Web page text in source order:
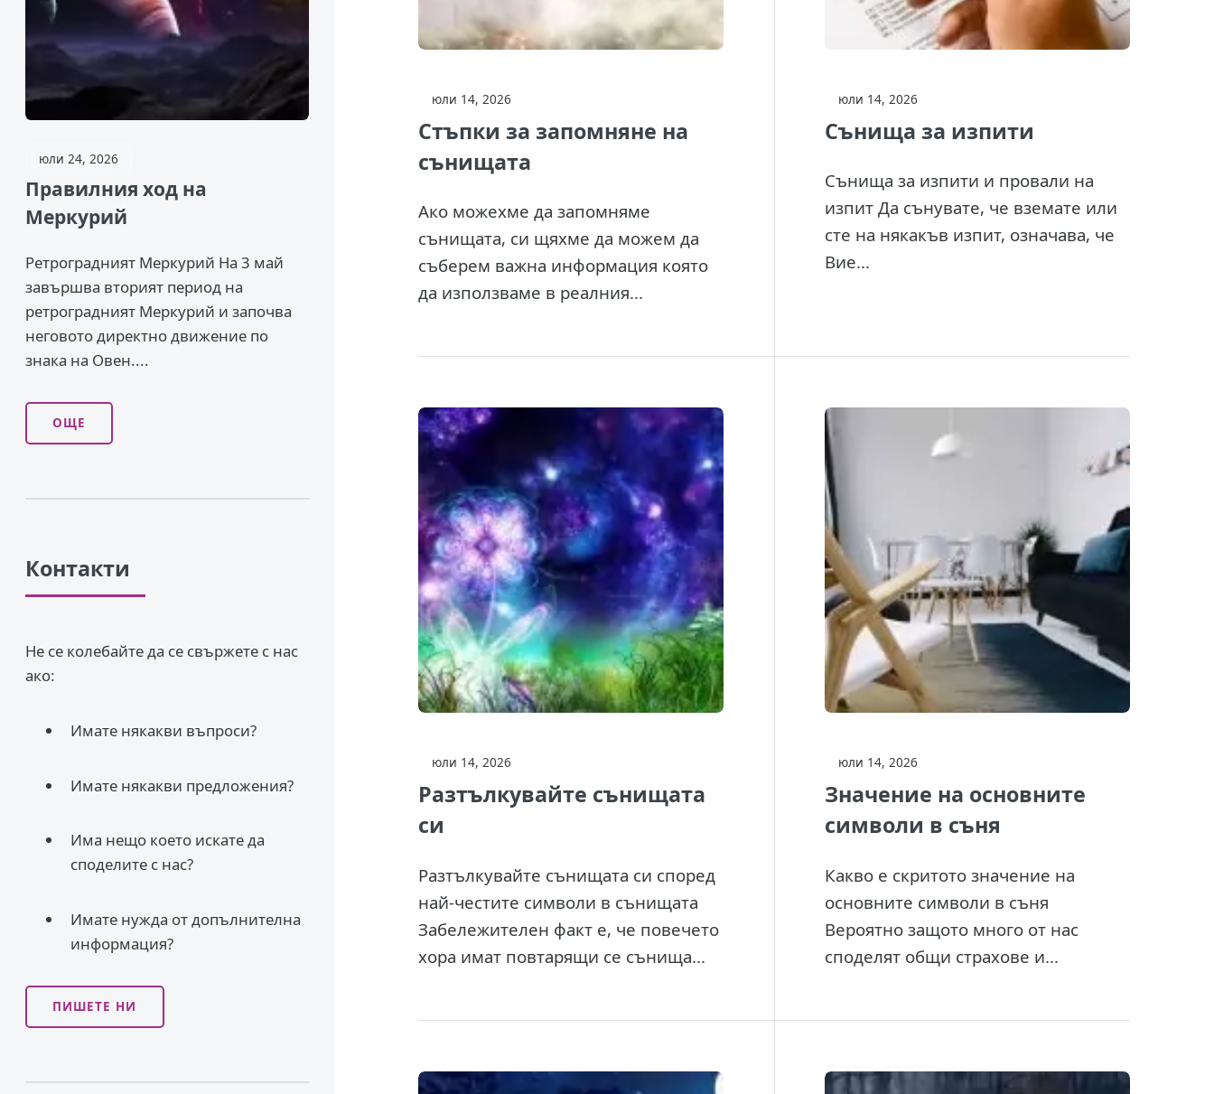
юли 14, 2026
Стъпки за запомняне на
сънищата
Ако можехме да запомняме
сънищата, си щяхме да можем да
съберем важна информация която
да използваме в реалния...
юли 14, 2026
Сънища за изпити
Сънища за изпити и провали на
изпит Да сънувате, че вземате или
сте на някакъв изпит, означава, че
Вие...
юли 14, 2026
Разтълкувайте сънищата
си
Разтълкувайте сънищата си според
най-честите символи в сънищата
Забележителен факт е, че повечето
хора имат повтарящи се сънища...
юли 14, 2026
Значение на основните
символи в съня
Какво е скритото значение на
основните символи в съня
Вероятно защото много от нас
споделят общи страхове и...
юли 24, 2026
Правилния ход на
Меркурий
Ретроградният Меркурий На 3 май
завършва вторият период на
ретроградният Меркурий и започва
неговото директно движение по
знака на Овен....
ОЩЕ
Контакти
Не се колебайте да се свържете с нас
ако:
Имате някакви въпроси?
Имате някакви предложения?
Има нещо което искате да
споделите с нас?
Имате нужда от допълнителна
информация?
ПИШЕТЕ НИ